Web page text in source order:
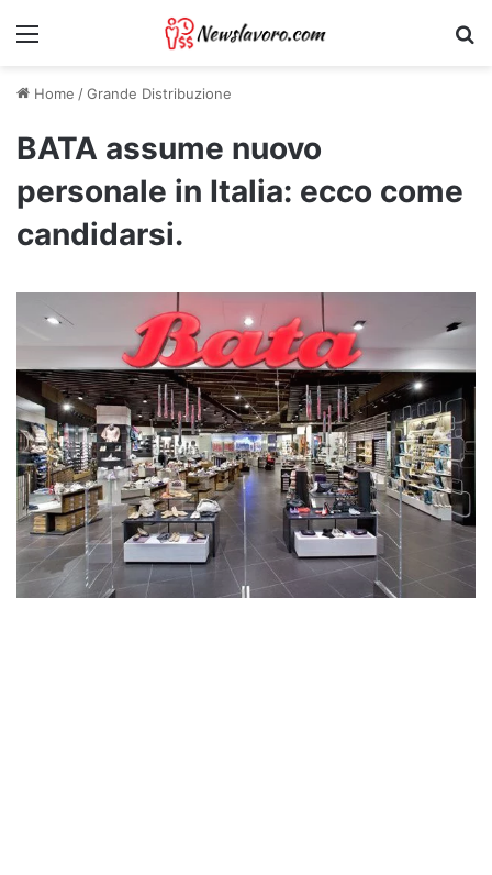
Menu
Home /Grande Distribuzione
BATA assume nuovo
personale in Italia: ecco come
candidarsi.